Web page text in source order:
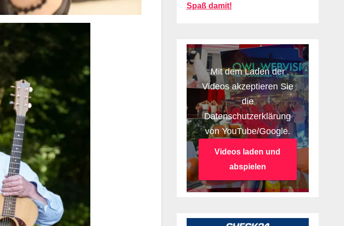
Spaß damit!
Mit dem Laden der
Videos akzeptieren Sie
die
Datenschutzerklärung
von YouTube/Google.
Videos laden und
abspielen